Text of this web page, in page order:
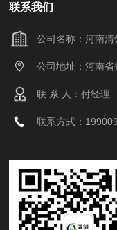
联系我们
公司名称：河南清
公司地址：河南
联 系 人：付经理
联系方式：